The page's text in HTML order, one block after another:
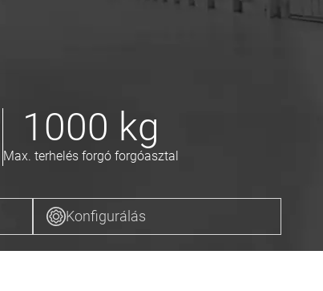
1000 kg
Max. terhelés forgó forgóasztal
Konfigurálás